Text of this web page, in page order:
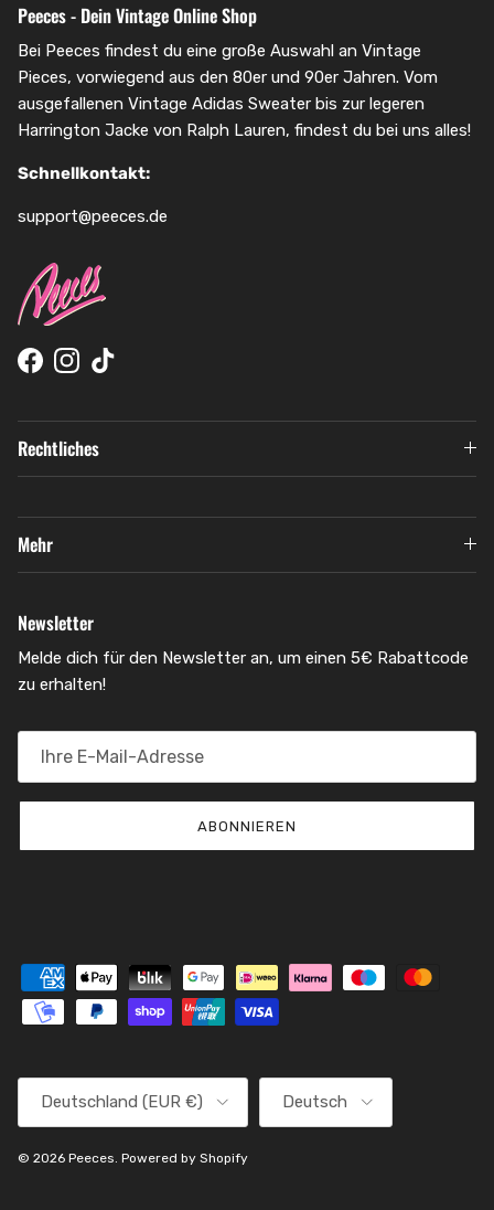
Peeces - Dein Vintage Online Shop
Bei Peeces findest du eine große Auswahl an Vintage
Pieces, vorwiegend aus den 80er und 90er Jahren. Vom
ausgefallenen Vintage Adidas Sweater bis zur legeren
Harrington Jacke von Ralph Lauren, findest du bei uns alles!
Schnellkontakt:
support@peeces.de
Facebook
Instagram
TikTok
Rechtliches
Mehr
Newsletter
Melde dich für den Newsletter an, um einen 5€ Rabattcode
zu erhalten!
ABONNIEREN
Deutschland (EUR €) Deutsch
© 2026 Peeces Powered by Shopify